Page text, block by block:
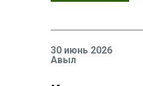
30 июнь 2026
Авыл